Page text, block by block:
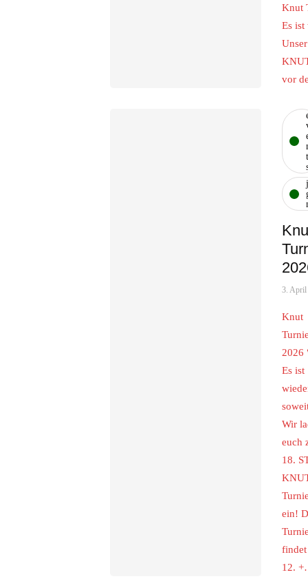
Knut
Es ist
vor
t
3. April
Knut
Es ist
Wir
euch
18.
ein!
findet
12.